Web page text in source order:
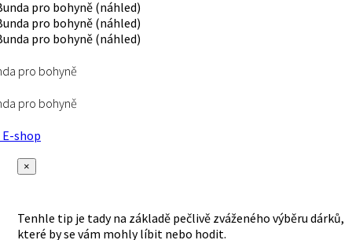
pro bohyně
pro bohyně
shop
×
Tenhle tip je tady na základě pečlivě zváženého výběru dárků,
které by se vám mohly líbit nebo hodit.